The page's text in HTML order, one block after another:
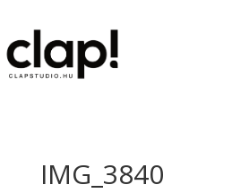
IMG_3840